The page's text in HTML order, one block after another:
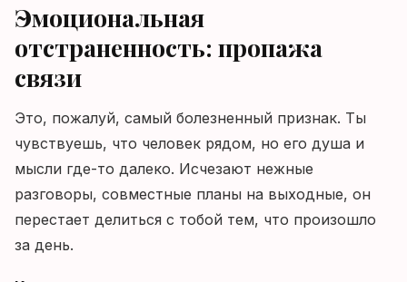
Эмоциональная
отстраненность: пропажа
связи
Это, пожалуй, самый болезненный признак. Ты
чувствуешь, что человек рядом, но его душа и
мысли где-то далеко. Исчезают нежные
разговоры, совместные планы на выходные, он
перестает делиться с тобой тем, что произошло
за день.